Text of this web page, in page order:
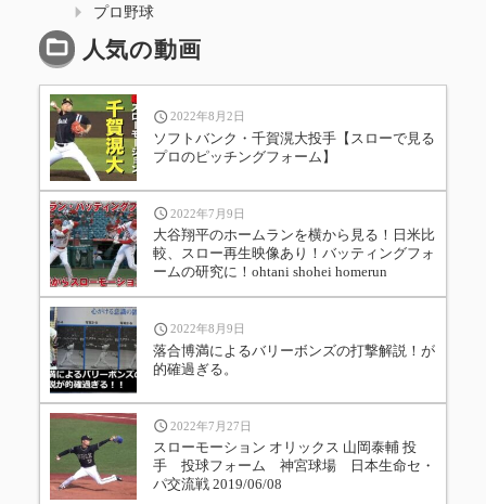
プロ野球
人気の動画
2022年8月2日
ソフトバンク・千賀滉大投手【スローで見る
プロのピッチングフォーム】
2022年7月9日
大谷翔平のホームランを横から見る！日米比
較、スロー再生映像あり！バッティングフォ
ームの研究に！ohtani shohei homerun
2022年8月9日
落合博満によるバリーボンズの打撃解説！が
的確過ぎる。
2022年7月27日
スローモーション オリックス 山岡泰輔 投
手 投球フォーム 神宮球場 日本生命セ・
パ交流戦 2019/06/08